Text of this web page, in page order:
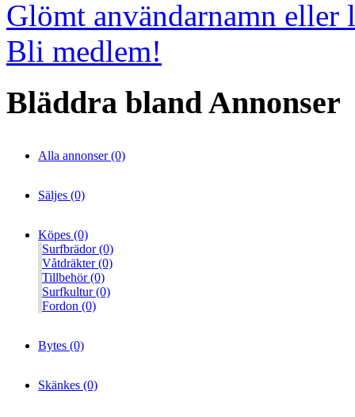
Glömt användarnamn eller
Bli medlem!
Bläddra bland Annonser
Alla annonser (0)
Säljes (0)
Köpes (0)
Surfbrädor (0)
Våtdräkter (0)
Tillbehör (0)
Surfkultur (0)
Fordon (0)
Bytes (0)
Skänkes (0)